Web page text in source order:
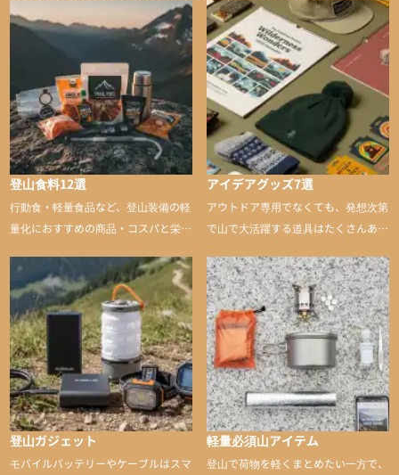
登山食料12選
行動食・軽量食品など、登山装備の軽
量化におすすめの商品・コスパと栄養
アイデアグッズ7選
アウトドア専用でなくても、発想次第
で山で大活躍する道具はたくさんあり
山に持ち込むと快適性や安心感をグッ
と引き上げてくれる――そんな意外性
のあるアイテムを紹介
登山ガジェット
モバイルバッテリーやケーブルはスマ
軽量必須山アイテム
登山で荷物を軽くまとめたい一方で、